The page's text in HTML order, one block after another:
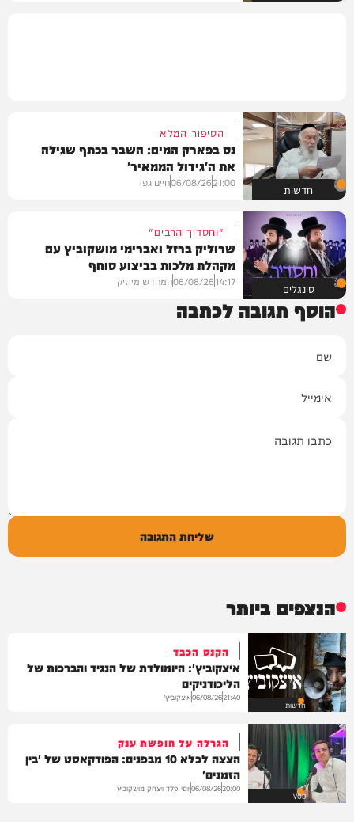
חדשות
הסיפור המלא
נס בפארק המים: השבר בכתף שגילה
את ה'גידול הממאיר'
21:00
06/08/26חיים גפן
סינגלים
"וחסדיך הרבים"
שרוליק ברזל ואברימי מושקוביץ עם
מקהלת מלכות בביצוע סוחף
14:17
06/08/26המחדש מיוזיק
הוסף תגובה לכתבה
שליחת התגובה
הנצפים ביותר
חדשות
הקנס הכבד
איצקוביץ': היומולדת של הנגיד והברכות של
הליכודניקים
21:40
06/08/26איצקוביץ'
VOD
הגרלה על חופשת ענק
הצצה לכלא 10 מבפנים: הפודקאסט של 'בין
הזמנים'
20:00
06/08/26יוסי פלד ויצחק מושקוביץ